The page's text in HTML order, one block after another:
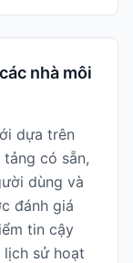
nhà môi
dựa trên
có sẵn,
dùng và
đánh giá
tin cậy
sử hoạt